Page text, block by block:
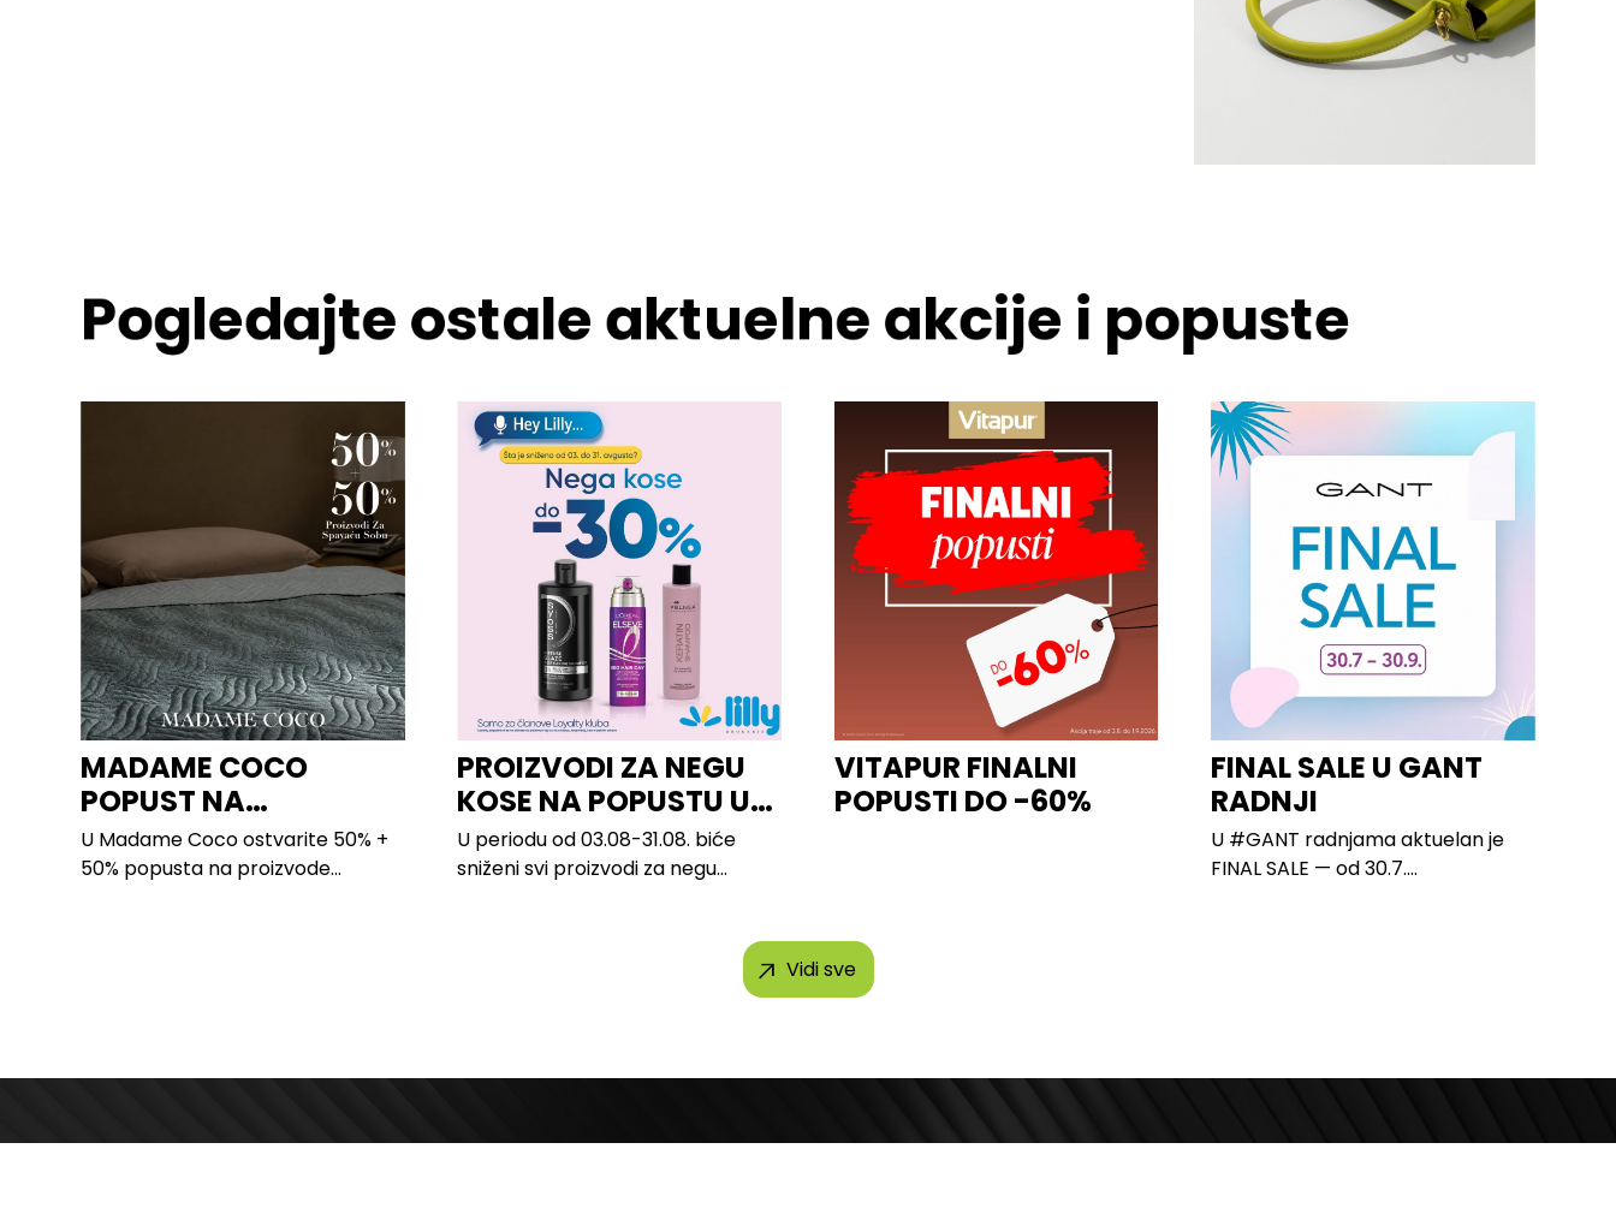
Pogledajte ostale aktuelne akcije i popuste
MADAME COCO
POPUST NA
PROIZVODE ZA
SPAVAĆU SOBU
U Madame Coco ostvarite 50% +
50% popusta na proizvode...
PROIZVODI ZA NEGU
KOSE NA POPUSTU U
LILLY
U periodu od 03.08-31.08. biće
sniženi svi proizvodi za negu
VITAPUR FINALNI
POPUSTI DO -60%
FINAL SALE U GANT
RADNJI
U #GANT radnjama aktuelan je
FINAL SALE — od 30.7....
Vidi sve